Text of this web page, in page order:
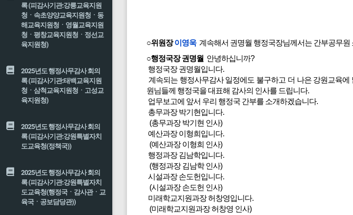
록 (피감사기관:강릉교육지원
청ㆍ속초양양교육지원청ㆍ동
해교육지원청ㆍ영월교육지원
청ㆍ평창교육지원청ㆍ정선교
육지원청)
2025년도 행정사무감사 회의
록 (피감사기관:태백교육지원
청ㆍ삼척교육지원청ㆍ고성교
육지원청)
2025년도 행정사무감사 회의
록 (피감사기관:강원특별자치
도교육청(정책국))
2025년도 행정사무감사 회의
록 (피감사기관:강원특별자치
도교육청(행정국ㆍ감사관ㆍ교
육국ㆍ공보담당관))
○위원장이영욱계속해서 권명월 행정국장님께서는 간부공무원
○행정국장 권명월 안녕하십니까?
행정국장 권명월입니다.
계속되는 행정사무감사 일정에도 불구하고 더 나은 강원교육
원님들께 행정국을 대표해 감사의 인사를 드립니다.
업무보고에 앞서 우리 행정국 간부를 소개하겠습니다.
총무과장 박기현입니다.
(총무과장 박기현 인사)
예산과장 이형희입니다.
(예산과장 이형희 인사)
행정과장 김남학입니다.
(행정과장 김남학 인사)
시설과장 손도헌입니다.
(시설과장 손도헌 인사)
미래학교지원과장 허창영입니다.
(미래학교지원과장 허창영 인사)